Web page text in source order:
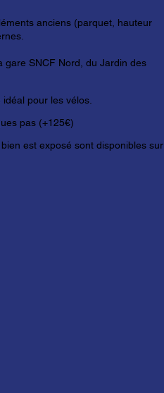
anciens (parquet, hauteur
gare SNCF Nord, du Jardin des
pour les vélos.
pas (+125€)
est exposé sont disponibles sur